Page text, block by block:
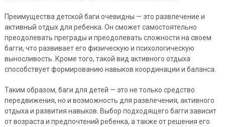
Преимущества детской баги очевидны — это развлечение и
активный отдых для ребенка. Он сможет самостоятельно
преодолевать преграды и преодолевать сложности на своем
багги, что развивает его физическую и психологическую
выносливость. Кроме того, такой вид активного отдыха
способствует формированию навыков координации и баланса.
Таким образом, баги для детей — это не только средство
передвижения, но и возможность для развлечения, активного
отдыха и развития навыков. Выбор подходящего багги зависит
от возраста и предпочтений ребенка, а также от решения его